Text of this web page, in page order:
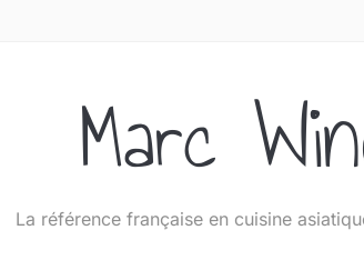
Marc
La référence française en cuisine